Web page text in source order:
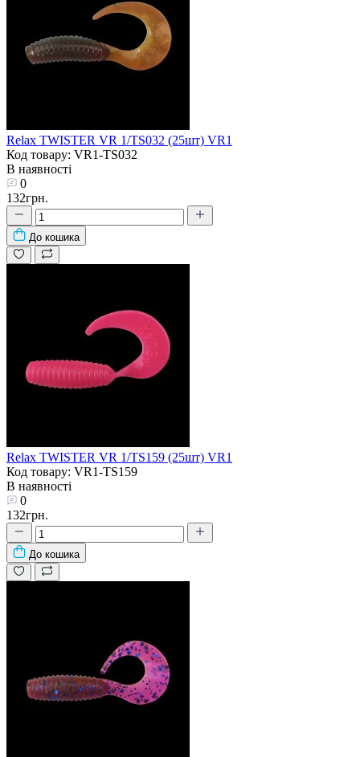
Relax TWISTER VR 1/TS032 (25шт) VR1
Код товару: VR1-TS032
В наявності
0
132грн.
До кошика
Relax TWISTER VR 1/TS159 (25шт) VR1
Код товару: VR1-TS159
В наявності
0
132грн.
До кошика